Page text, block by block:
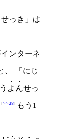
っき」は
ンターネ
、 「にじ
よんせっ
>>28 もう1